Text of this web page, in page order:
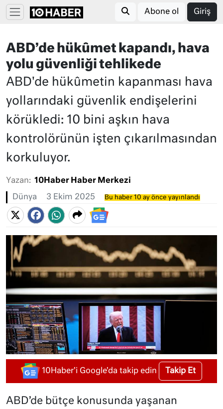
Abone ol Giriş
ABD’de hükûmet kapandı, hava
yolu güvenliği tehlikede
ABD'de hükûmetin kapanması hava
yollarındaki güvenlik endişelerini
körükledi: 10 bini aşkın hava
kontrolörünün işten çıkarılmasından
korkuluyor.
Yazan: 10Haber Haber Merkezi
Dünya 3 Ekim 2025 Bu haber 10 ay önce yayınlandı
10Haber'i Google'da takip edin Takip Et
ABD’de bütçe konusunda yaşanan